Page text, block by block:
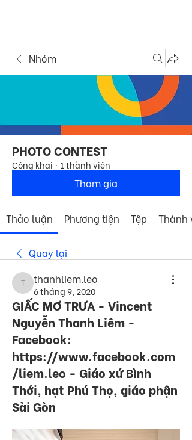
Nhóm
PHOTO CONTEST
Công khai · 1 thành viên
Tham gia
Thảo luận Phương tiện Tệp Thành
Quay lại
thanhliem.leo
thanhliem.leo
6 tháng 9, 2020
GIẤC MƠ TRƯA - Vincent
Nguyễn Thanh Liêm -
Facebook:
https://www.facebook.com
/liem.leo - Giáo xứ Bình
Thới, hạt Phú Thọ, giáo phận
Sài Gòn